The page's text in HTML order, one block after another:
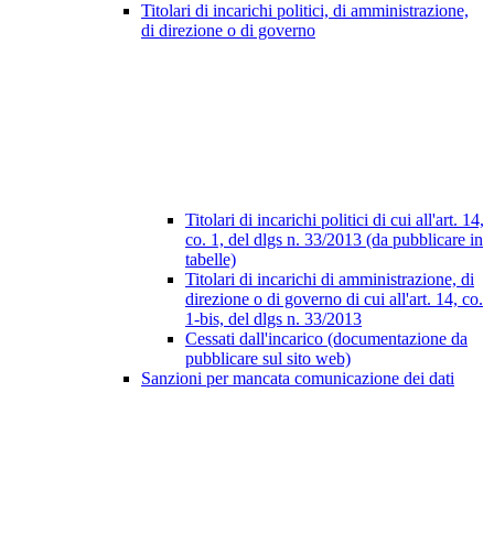
Titolari di incarichi politici, di amministrazione,
di direzione o di governo
Titolari di incarichi politici di cui all'art. 14,
co. 1, del dlgs n. 33/2013 (da pubblicare in
tabelle)
Titolari di incarichi di amministrazione, di
direzione o di governo di cui all'art. 14, co.
1-bis, del dlgs n. 33/2013
Cessati dall'incarico (documentazione da
pubblicare sul sito web)
Sanzioni per mancata comunicazione dei dati